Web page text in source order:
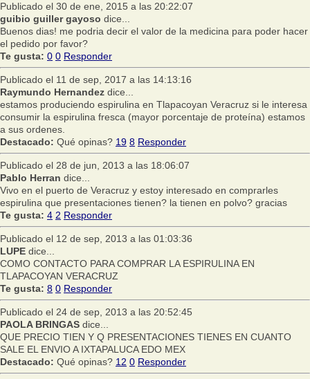
Publicado el 30 de ene, 2015 a las 20:22:07
guibio guiller gayoso dice...
Buenos dias! me podria decir el valor de la medicina para poder hacer
el pedido por favor?
Te gusta: 0 0 Responder
Publicado el 11 de sep, 2017 a las 14:13:16
Raymundo Hernandez dice...
estamos produciendo espirulina en Tlapacoyan Veracruz si le interesa
consumir la espirulina fresca (mayor porcentaje de proteína) estamos
a sus ordenes.
Destacado: Qué opinas? 19 8 Responder
Publicado el 28 de jun, 2013 a las 18:06:07
Pablo Herran dice...
Vivo en el puerto de Veracruz y estoy interesado en comprarles
espirulina que presentaciones tienen? la tienen en polvo? gracias
Te gusta: 4 2 Responder
Publicado el 12 de sep, 2013 a las 01:03:36
LUPE dice...
COMO CONTACTO PARA COMPRAR LA ESPIRULINA EN
TLAPACOYAN VERACRUZ
Te gusta: 8 0 Responder
Publicado el 24 de sep, 2013 a las 20:52:45
PAOLA BRINGAS dice...
QUE PRECIO TIEN Y Q PRESENTACIONES TIENES EN CUANTO
SALE EL ENVIO A IXTAPALUCA EDO MEX
Destacado: Qué opinas? 12 0 Responder